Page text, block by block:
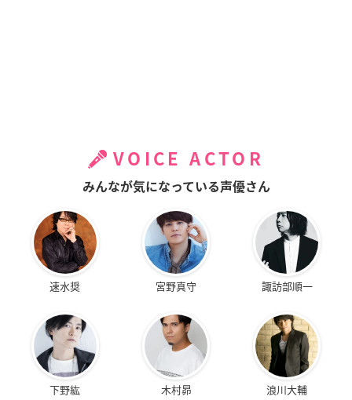
VOICE ACTOR
みんなが気になっている声優さん
速水奨 宮野真守 諏訪部順一
下野紘 木村昴 浪川大輔